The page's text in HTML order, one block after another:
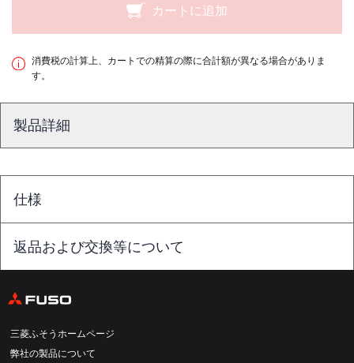
カートに追加
消費税の計算上、カートでの精算の際に合計額が異なる場合がありま
す。
製品詳細
仕様
返品および交換等について
三菱ふそうホームページ
弊社の製品について